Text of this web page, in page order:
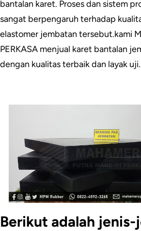
bantalan karet. Proses dan sistem
sangat berpengaruh terhadap
elastomer jembatan tersebut.kami
PERKASA menjual karet bantalan
dengan kualitas terbaik dan layak uji.
Berikut adalah jenis-